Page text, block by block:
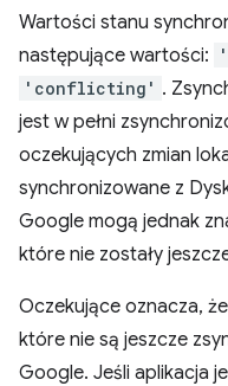
Wartości stanu
następujące wartości:
'conflicting' .
jest w pełni
oczekujących zmian
synchronizowane z
Google mogą jednak
które nie zostały
Oczekujące oznacza,
które nie są jeszcze
Google. Jeśli aplikacja